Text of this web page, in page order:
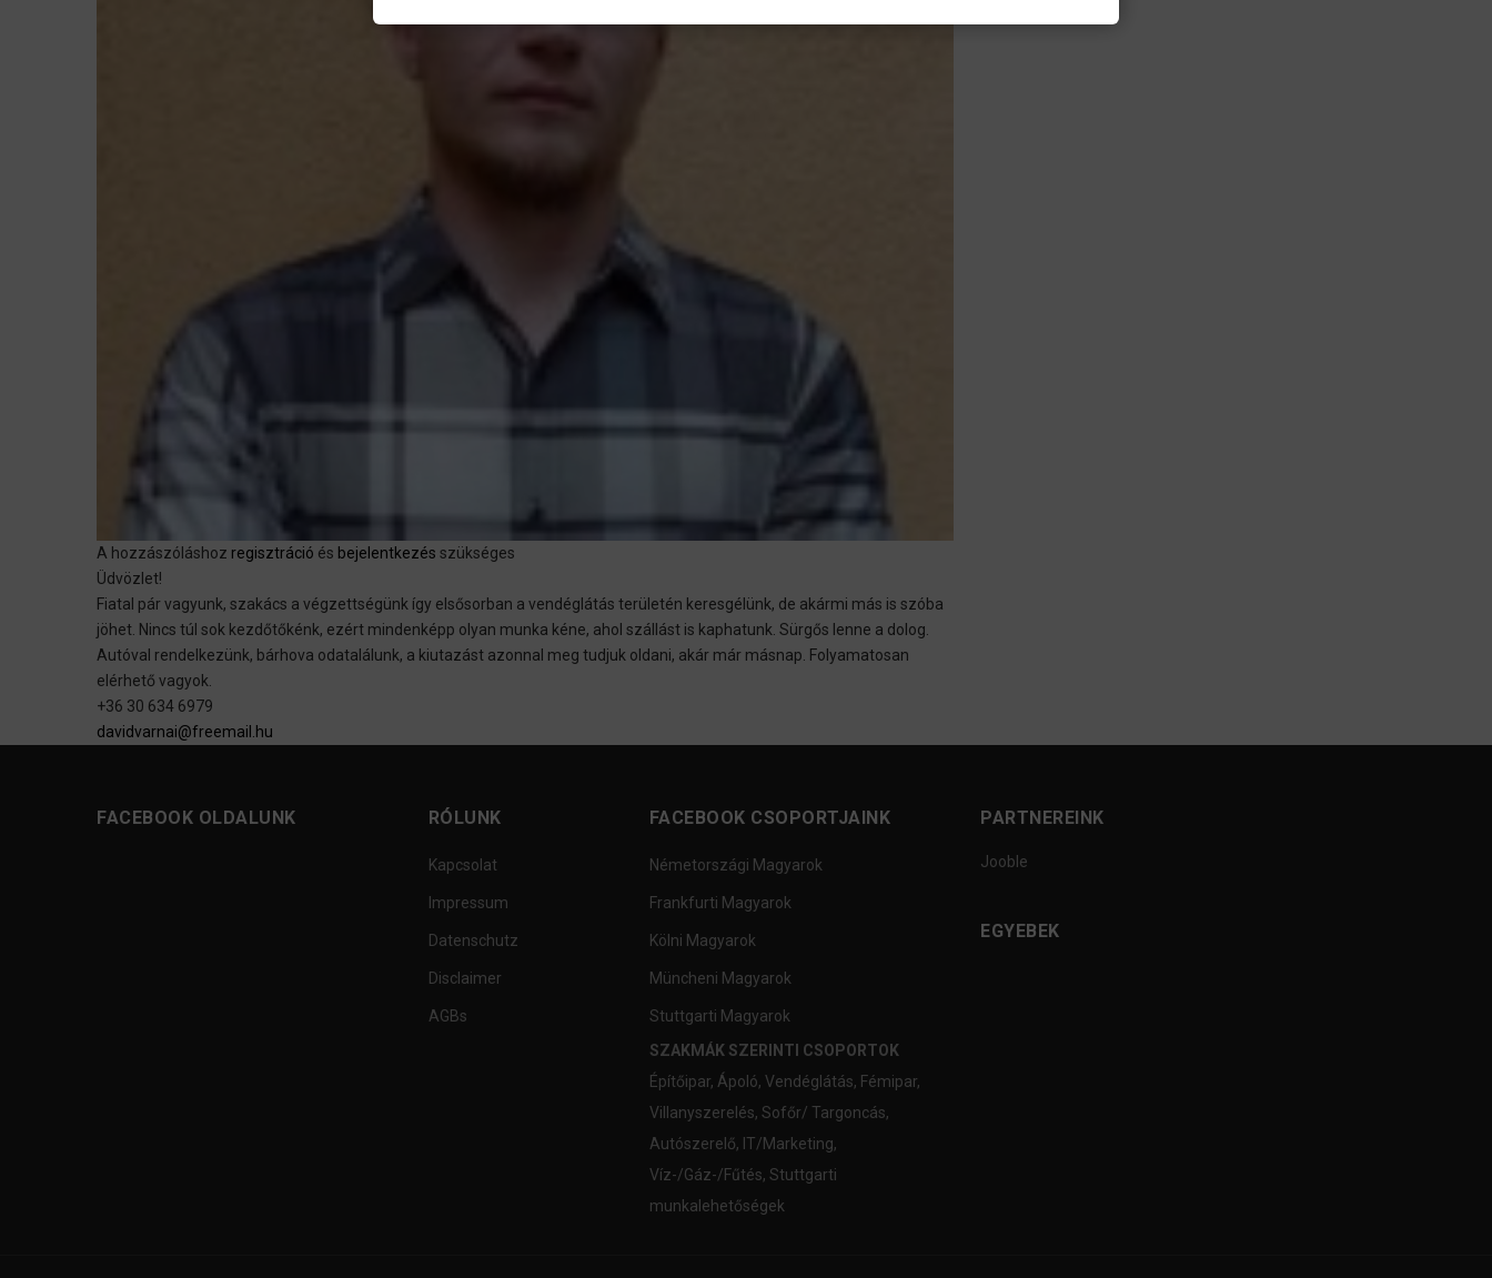
A hozzászóláshoz regisztráció és bejelentkezés szükséges
Üdvözlet!
Fiatal pár vagyunk, szakács a végzettségünk így elsősorban a vendéglátás területén keresgélünk, de akármi más is szóba
jöhet. Nincs túl sok kezdőtőkénk, ezért mindenképp olyan munka kéne, ahol szállást is kaphatunk. Sürgős lenne a dolog.
Autóval rendelkezünk, bárhova odatalálunk, a kiutazást azonnal meg tudjuk oldani, akár már másnap. Folyamatosan
elérhető vagyok.
+36 30 634 6979
davidvarnai@freemail.hu
FACEBOOK OLDALUNK RÓLUNK
Kapcsolat
Impressum
Datenschutz
Disclaimer
AGBs
FACEBOOK CSOPORTJAINK
Németországi Magyarok
Frankfurti Magyarok
Kölni Magyarok
Müncheni Magyarok
Stuttgarti Magyarok
SZAKMÁK SZERINTI CSOPORTOK
Építőipar, Ápoló, Vendéglátás, Fémipar,
Villanyszerelés, Sofőr/ Targoncás,
Autószerelő, IT/Marketing,
Víz-/Gáz-/Fűtés, Stuttgarti
munkalehetőségek
PARTNEREINK
Jooble
EGYEBEK